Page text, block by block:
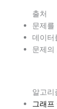
출처
문제를
데이터
문제의
알고리
그래프